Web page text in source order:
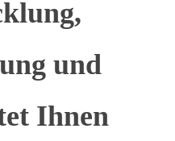
und
Ihnen